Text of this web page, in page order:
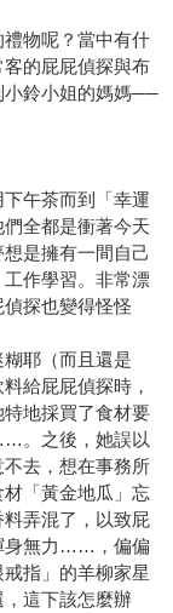
物呢？當中有什
的屁屁偵探與布
小鈴小姐的媽媽──
午茶而到「幸運
全都是衝著今天
是擁有一間自己
作學習。非常漂
探也變得怪怪
耶（而且還是
給屁屁偵探時，
地採買了食材要
。之後，她誤以
去，想在事務所
「黃金地瓜」忘
弄混了，以致屁
身無力……，偏偏
指」的羊柳家星
這下該怎麼辦